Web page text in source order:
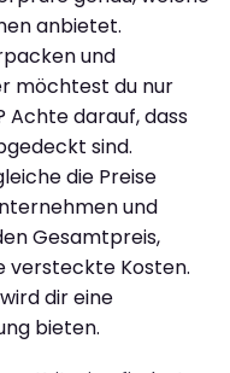
anbietet.
und
möchtest du nur
Achte darauf, dass
sind.
die Preise
und
Gesamtpreis,
versteckte Kosten.
dir eine
bieten.